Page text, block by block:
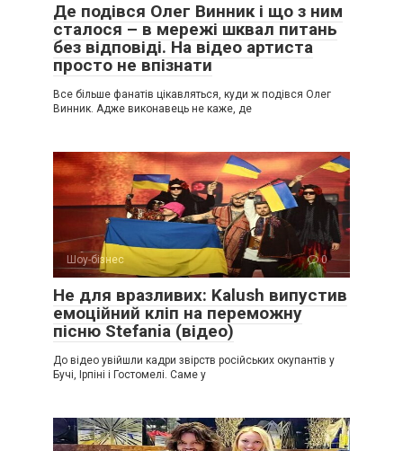
Де подівся Олег Винник і що з ним
сталося – в мережі шквал питань
без відповіді. На відео артиста
просто не впізнати
Все більше фанатів цікавляться, куди ж подівся Олег
Винник. Адже виконавець не каже, де
Шоу-бізнес 0
Не для вразливих: Kalush випустив
емоційний кліп на переможну
пісню Stefania (відео)
До відео увійшли кадри звірств російських окупантів у
Бучі, Ірпіні і Гостомелі. Саме у